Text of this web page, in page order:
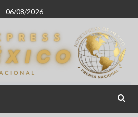
06/08/2026